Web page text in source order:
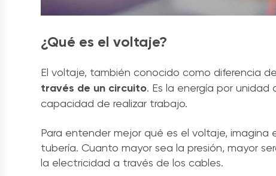
¿Qué es el voltaje?
El voltaje, también conocido como diferencia
través de un circuito. Es la energía por
capacidad de realizar trabajo.
Para entender mejor qué es el voltaje,
tubería. Cuanto mayor sea la presión, mayor
la electricidad a través de los cables.